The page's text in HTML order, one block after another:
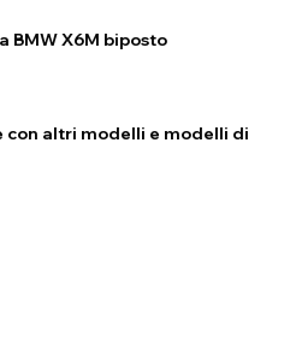
BMW X6M biposto
con altri modelli e modelli di